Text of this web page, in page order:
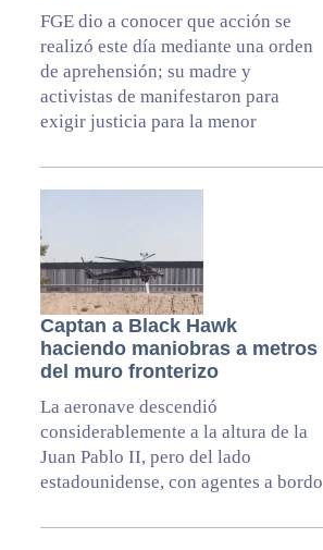
FGE dio a conocer que acción se
realizó este día mediante una orden
de aprehensión; su madre y
activistas de manifestaron para
exigir justicia para la menor
Captan a Black Hawk
haciendo maniobras a metros
del muro fronterizo
La aeronave descendió
considerablemente a la altura de la
Juan Pablo II, pero del lado
estadounidense, con agentes a bordo